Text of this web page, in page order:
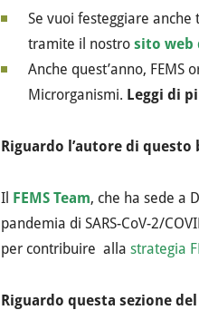
Se vuoi festeggiare
tramite il nostro sito web
Anche quest’anno,
Microrganismi. Leggi di
Riguardo l’autore di questo
Il FEMS Team, che ha sede a
pandemia di SARS-CoV-2/
per contribuire alla strategia
Riguardo questa sezione